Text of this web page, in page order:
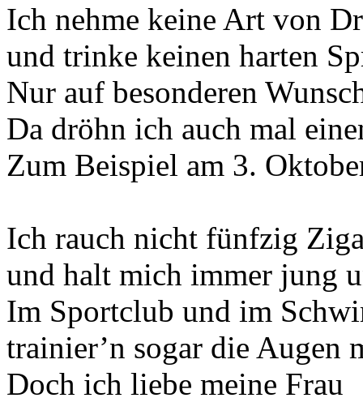
Ich nehme keine Art von
und trinke keinen harten
Nur auf besonderen
Da dröhn ich auch mal
Zum Beispiel am 3.
Ich rauch nicht fünfzig
und halt mich immer jung
Im Sportclub und im
trainier’n sogar die Augen
Doch ich liebe meine Frau